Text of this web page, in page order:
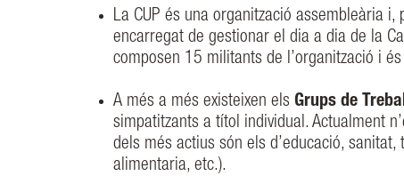
La CUP és una organització assembleària i,
encarregat de gestionar el dia a dia de la
composen 15 militants de l’organització i
A més a més existeixen els Grups de
simpatitzants a títol individual. Actualment
dels més actius són els d’educació,
alimentaria, etc.).